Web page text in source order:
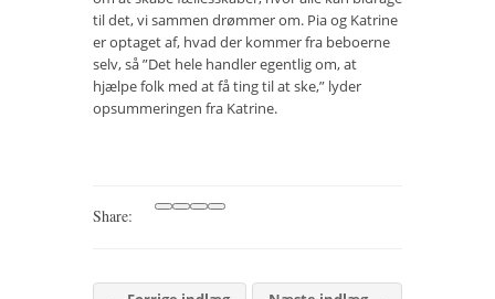
til det, vi sammen drømmer om. Pia og Katrine
er optaget af, hvad der kommer fra beboerne
selv, så ”Det hele handler egentlig om, at
hjælpe folk med at få ting til at ske,” lyder
opsummeringen fra Katrine.
Share: